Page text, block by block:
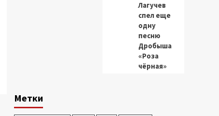
Лагучев
спел еще
одну
песню
Дробыша
«Роза
чёрная»
Метки